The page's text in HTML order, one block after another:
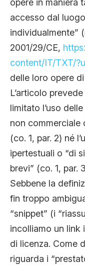
opere in maniera
accesso dal
individualmente”
2001/29/CE,
content/IT/TXT/
delle loro opere
L’articolo
limitato l’uso
non commerciale
(co. 1, par. 2) né
ipertestuali o “di
brevi” (co. 1, par.
Sebbene la
fin troppo
“snippet” (i
incolliamo un link
di licenza. Come
riguarda i